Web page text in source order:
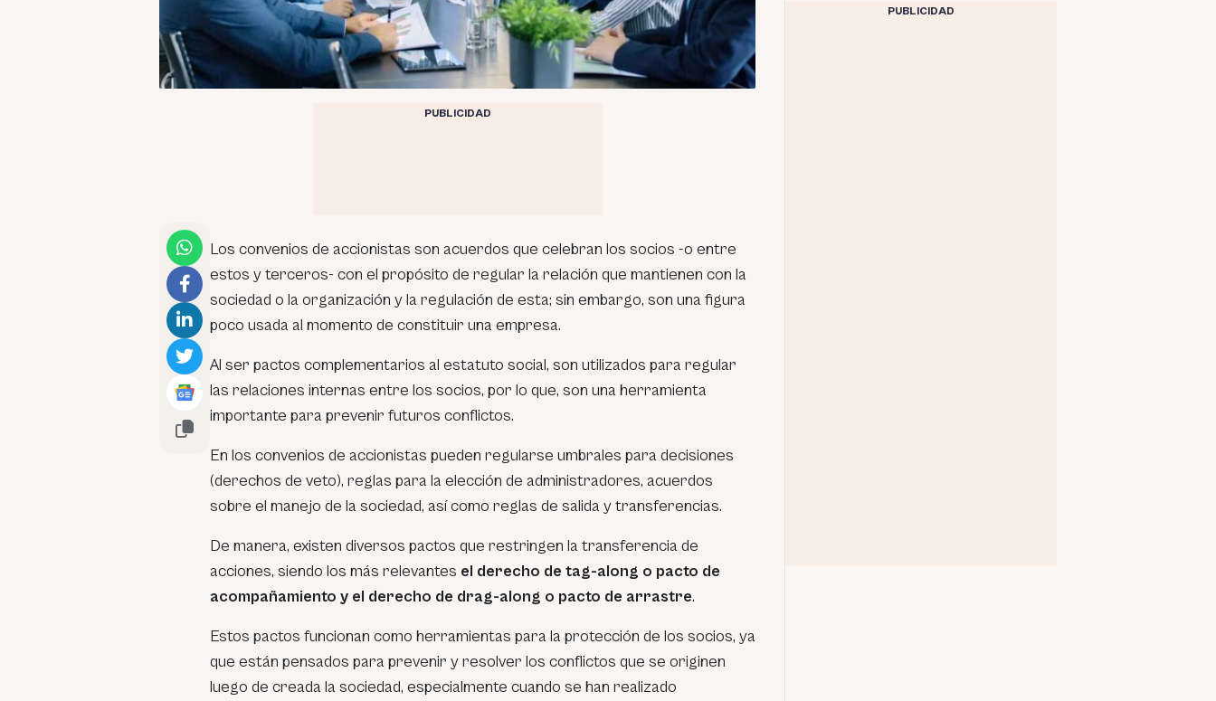
PUBLICIDAD
Los convenios de accionistas son acuerdos que celebran los socios -o entre
estos y terceros- con el propósito de regular la relación que mantienen con la
sociedad o la organización y la regulación de esta; sin embargo, son una figura
poco usada al momento de constituir una empresa.
Al ser pactos complementarios al estatuto social, son utilizados para regular
las relaciones internas entre los socios, por lo que, son una herramienta
importante para prevenir futuros conflictos.
En los convenios de accionistas pueden regularse umbrales para decisiones
(derechos de veto), reglas para la elección de administradores, acuerdos
sobre el manejo de la sociedad, así como reglas de salida y transferencias.
De manera, existen diversos pactos que restringen la transferencia de
acciones, siendo los más relevantes el derecho de tag-along o pacto de
acompañamiento y el derecho de drag-along o pacto de arrastre.
Estos pactos funcionan como herramientas para la protección de los socios, ya
que están pensados para prevenir y resolver los conflictos que se originen
luego de creada la sociedad, especialmente cuando se han realizado
PUBLICIDAD